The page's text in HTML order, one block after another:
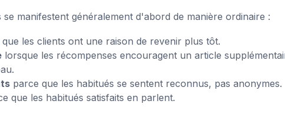
manifestent généralement d'abord de manière ordinaire :
les clients ont une raison de revenir plus tôt.
lorsque les récompenses encouragent un article
parce que les habitués se sentent reconnus, pas anonymes.
que les habitués satisfaits en parlent.